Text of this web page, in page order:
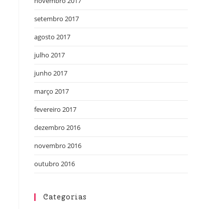
setembro 2017
agosto 2017
julho 2017
junho 2017
março 2017
fevereiro 2017
dezembro 2016
novembro 2016
outubro 2016
Categorias